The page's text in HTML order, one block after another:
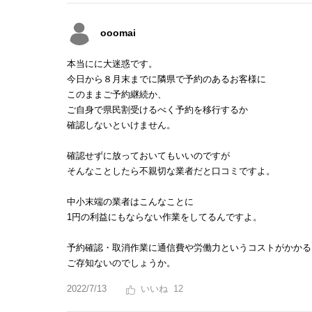
ooomai
本当にに大迷惑です。
今日から８月末までに隣県で予約のあるお客様に
このままご予約継続か、
ご自身で県民割受けるべく予約を移行するか
確認しないといけません。
確認せずに放っておいてもいいのですが
そんなことしたら不親切な業者だと口コミですよ。
中小末端の業者はこんなことに
1円の利益にもならない作業をしてるんですよ。
予約確認・取消作業に通信費や労働力というコストがかか
ご存知ないのでしょうか。
2022/7/13 12